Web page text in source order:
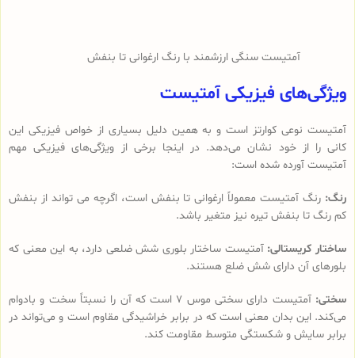
آمتیست سنگی ارزشمند با رنگ ارغوانی تا بنفش
ویژگی‌های فیزیکی آمتیست
آمتیست نوعی کوارتز است و به همین دلیل بسیاری از خواص فیزیکی این
کانی را از خود نشان می‌دهد. در اینجا برخی از ویژگی‌های فیزیکی مهم
آمتیست آورده شده است:
رنگ: رنگ آمتیست معمولاً ارغوانی تا بنفش است، اگرچه می تواند از بنفش
کم رنگ تا بنفش تیره نیز متغیر باشد.
ساختار کریستالی: آمتیست ساختار بلوری شش ضلعی دارد، به این معنی که
بلورهای آن دارای شش ضلع هستند.
سختی:
آمتیست دارای سختی موس 7 است که آن را نسبتاً سخت و بادوام
می‌کند. این بدان معنی است که در برابر خراشیدگی مقاوم است و می‌تواند در
برابر سایش و شکستگی متوسط مقاومت کند.